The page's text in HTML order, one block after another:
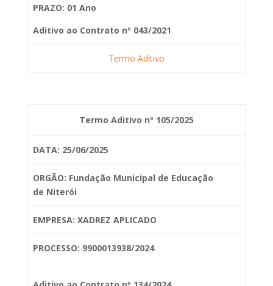
PRAZO: 01 Ano
Aditivo ao Contrato nº 043/2021
Termo Aditivo
Termo Aditivo nº 105/2025
DATA: 25/06/2025
ORGÃO: Fundação Municipal de Educação
de Niterói
EMPRESA: XADREZ APLICADO
PROCESSO: 9900013938/2024